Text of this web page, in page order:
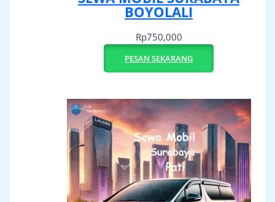
BOYOLALI
Rp750,000
PESAN SEKARANG